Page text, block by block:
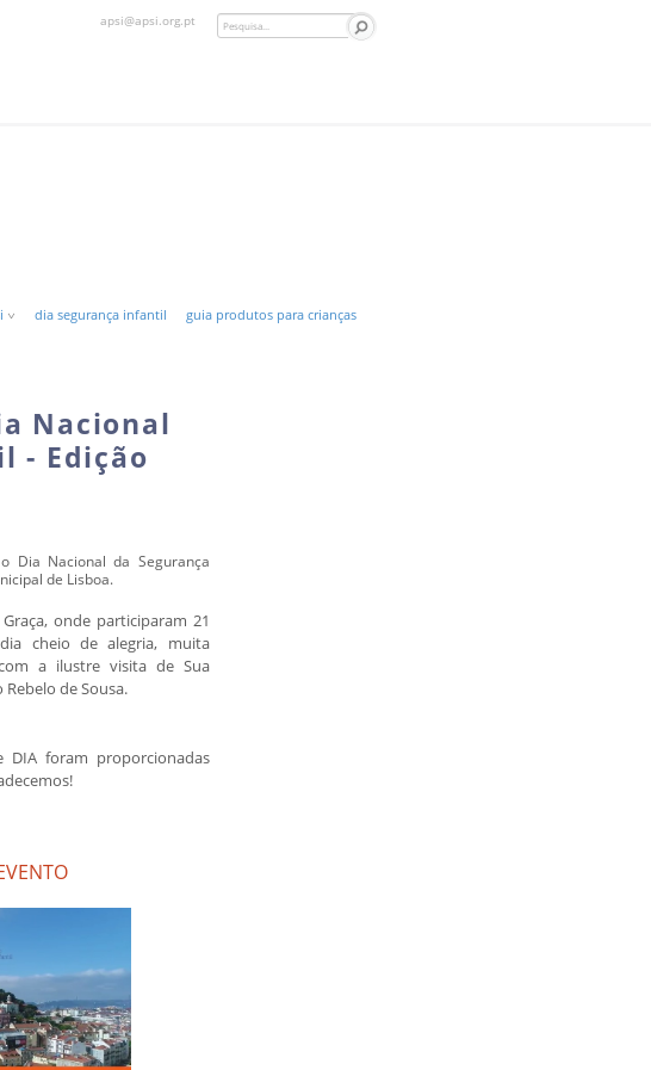
apsi@apsi.org.pt
dia segurança infantil guia produtos para crianças
Nacional
- Edição
Dia Nacional da Segurança
de Lisboa.
onde participaram 21
cheio de alegria, muita
a ilustre visita de Sua
de Sousa.
DIA foram proporcionadas